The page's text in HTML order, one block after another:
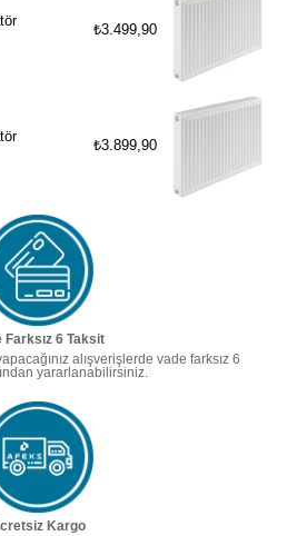
₺3.499,90
₺3.899,90
Farksız 6 Taksit
alışverişlerde vade farksız 6
yararlanabilirsiniz.
Kargo